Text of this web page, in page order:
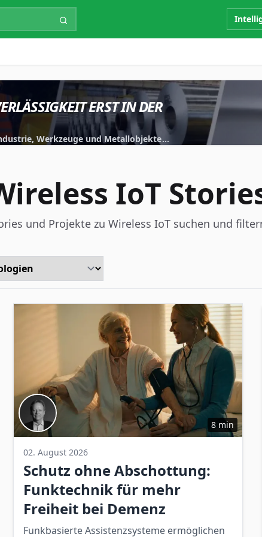
ERST IN DER
Werkzeuge und Metallobjekte
IoT
und Projekte zu Wireless IoT suchen und
8 min
02. August 2026
Schutz ohne Abschottung:
Funktechnik für mehr
Freiheit bei Demenz
Funkbasierte Assistenzsysteme ermöglichen